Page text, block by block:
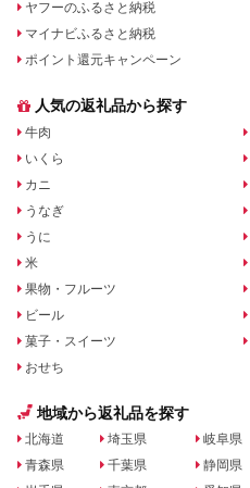
ヤフーのふるさと納税
マイナビふるさと納税
ポイント還元キャンペーン
人気の返礼品から探す
牛肉
いくら
カニ
うなぎ
うに
米
果物・フルーツ
ビール
菓子・スイーツ
おせち
地域から返礼品を探す
北海道
青森県
埼玉県
千葉県
岐阜県
静岡県